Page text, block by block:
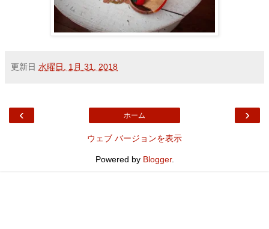
更新日 水曜日, 1月 31, 2018
‹ ›
ホーム
ウェブ バージョンを表示
Powered by Blogger.